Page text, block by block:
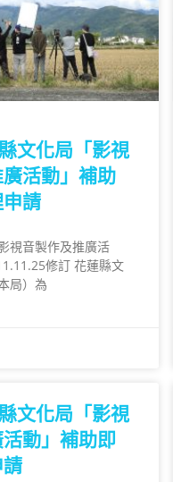
文化局「影視
活動」補助
請
視音製作及推廣活
修訂 花蓮縣文
局）為
文化局「影視
動」補助即